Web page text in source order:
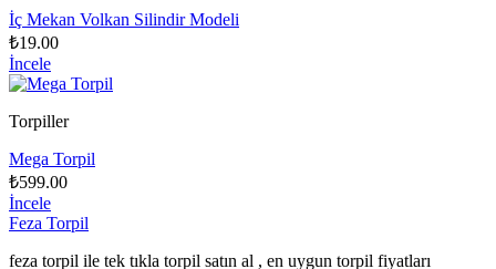
İç Mekan Volkan Silindir Modeli
₺19.00
İncele
Torpiller
Mega Torpil
₺599.00
İncele
Feza Torpil
feza torpil ile tek tıkla torpil satın al , en uygun torpil fiyatları